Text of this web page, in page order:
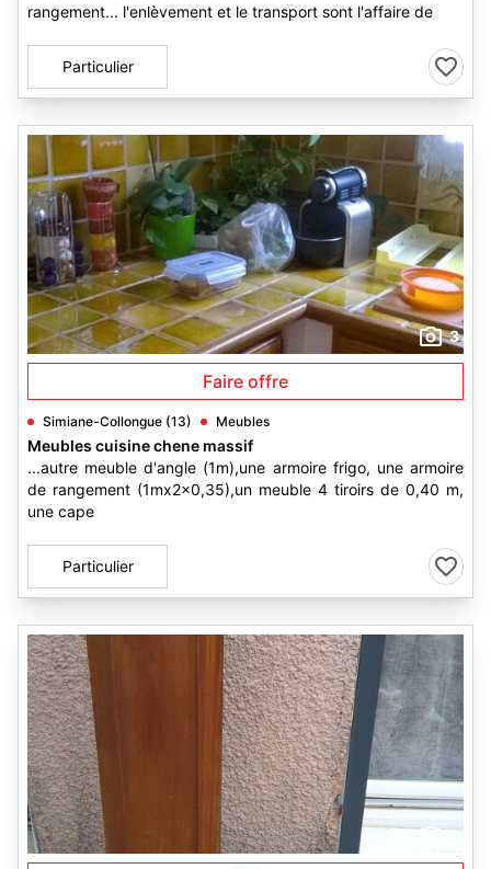
rangement... l'enlèvement et le transport sont l'affaire de
Particulier
3
Faire offre
Simiane-Collongue (13) Meubles
Meubles cuisine chene massif
...autre meuble d'angle (1m),une armoire frigo, une armoire
de rangement (1mx2x0,35),un meuble 4 tiroirs de 0,40 m,
une cape
Particulier
6